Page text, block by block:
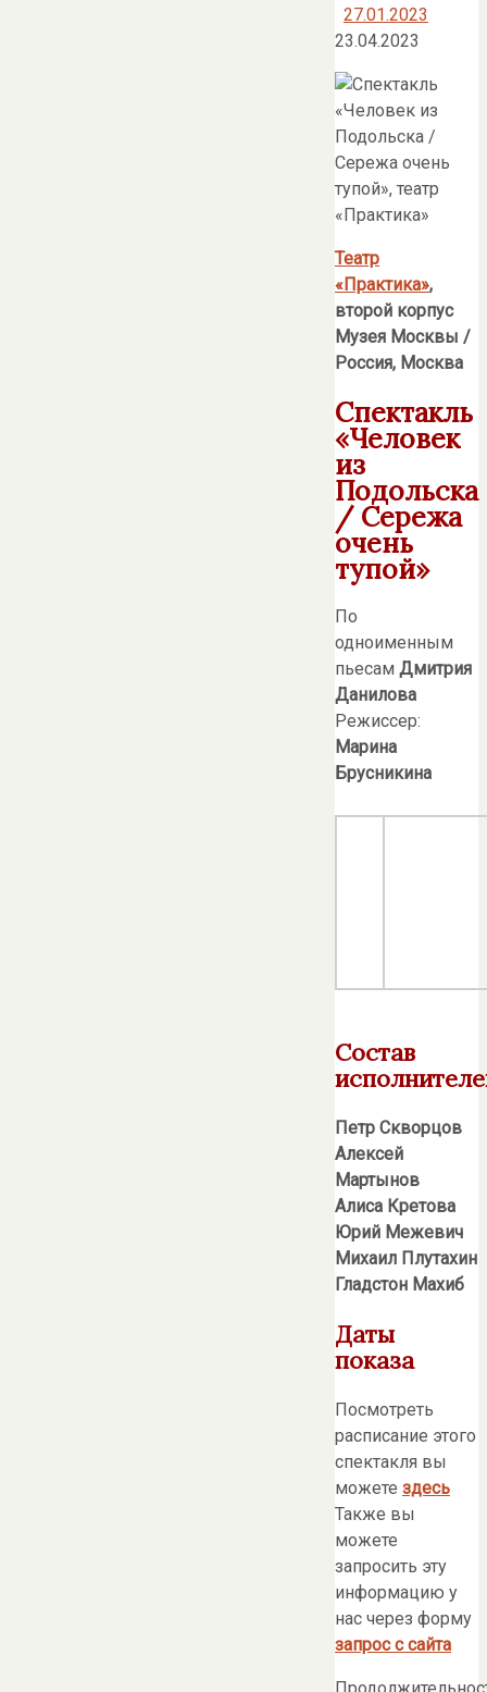
27.01.2023
23.04.2023
Театр
«Практика»,
второй корпус
Музея Москвы /
Россия, Москва
Спектакль
«Человек
из
Подольска
/ Сережа
очень
тупой»
По
одноименным
пьесам Дмитрия
Данилова
Режиссер:
Марина
Брусникина
Состав
Петр Скворцов
Алексей
Мартынов
Алиса Кретова
Юрий Межевич
Михаил Плутахин
Гладстон Махиб
Даты
показа
Посмотреть
расписание этого
спектакля вы
можете здесь
Также вы
можете
запросить эту
информацию у
нас через форму
запрос с сайта